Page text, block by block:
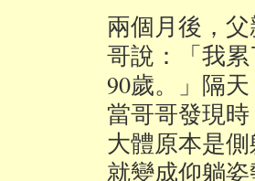
兩個月後，
哥說：「我
90歲。」隔
當哥哥發現
大體原本是
就變成仰躺